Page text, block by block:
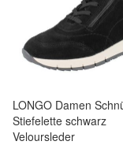
LONGO Damen
Stiefelette schwarz
Veloursleder